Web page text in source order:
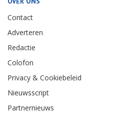
Contact
Adverteren
Redactie
Colofon
Privacy & Cookiebeleid
Nieuwsscript
Partnernieuws